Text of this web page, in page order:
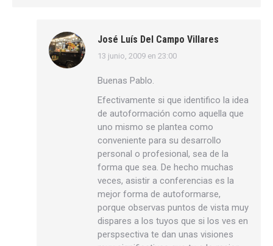
José Luís Del Campo Villares
dice:
13 junio, 2009 en 23:00
Buenas Pablo.
Efectivamente si que identifico la idea
de autoformación como aquella que
uno mismo se plantea como
conveniente para su desarrollo
personal o profesional, sea de la
forma que sea. De hecho muchas
veces, asistir a conferencias es la
mejor forma de autoformarse,
porque observas puntos de vista muy
dispares a los tuyos que si los ves en
perspsectiva te dan unas visiones